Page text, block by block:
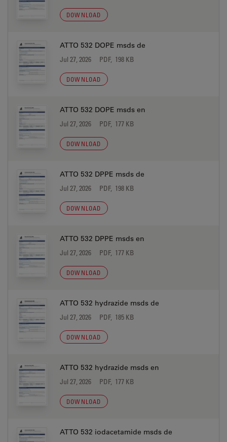
DOWNLOAD
ATTO 532 DOPE msds de
Jul 27, 2026 PDF, 198 KB
DOWNLOAD
ATTO 532 DOPE msds en
Jul 27, 2026 PDF, 177 KB
DOWNLOAD
ATTO 532 DPPE msds de
Jul 27, 2026 PDF, 198 KB
DOWNLOAD
ATTO 532 DPPE msds en
Jul 27, 2026 PDF, 177 KB
DOWNLOAD
ATTO 532 hydrazide msds de
Jul 27, 2026 PDF, 185 KB
DOWNLOAD
ATTO 532 hydrazide msds en
Jul 27, 2026 PDF, 177 KB
DOWNLOAD
ATTO 532 iodacetamide msds de